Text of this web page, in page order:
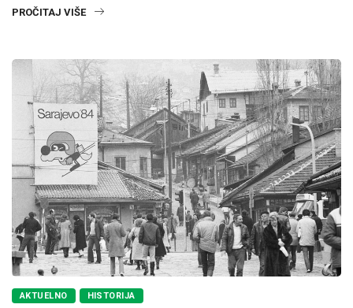
PROČITAJ VIŠE
AKTUELNO HISTORIJA